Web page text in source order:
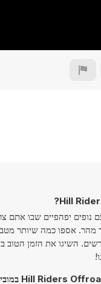
יפהפיים שבו אתם
מהר. אספו כמה שיותר
השיגו את הזמן הטוב